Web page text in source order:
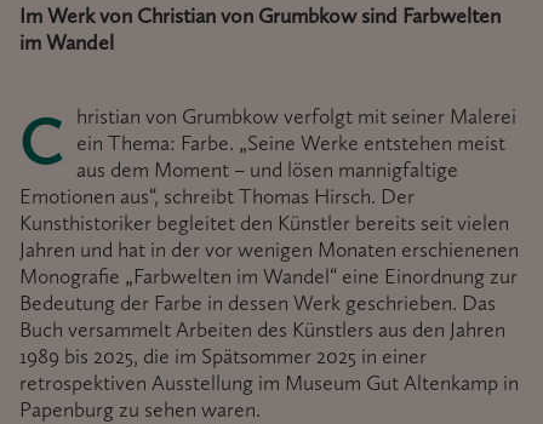
Im Werk von Christian von Grumbkow sind Farbwelten
im Wandel
Christian von Grumbkow verfolgt mit seiner Malerei ein Thema: Farbe. „Seine Werke entstehen meist
aus dem Moment – und lösen mannigfaltige
Emotionen aus“, schreibt Thomas Hirsch. Der
Kunsthistoriker begleitet den Künstler bereits seit vielen
Jahren und hat in der vor wenigen Monaten erschienenen
Monografie „Farbwelten im Wandel“ eine Einordnung zur
Bedeutung der Farbe in dessen Werk geschrieben. Das
Buch versammelt Arbeiten des Künstlers aus den Jahren
1989 bis 2025, die im Spätsommer 2025 in einer
retrospektiven Ausstellung im Museum Gut Altenkamp in
Papenburg zu sehen waren.